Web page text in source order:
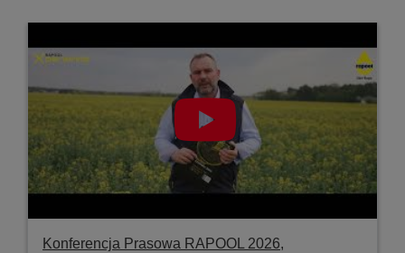
Konferencja Prasowa RAPOOL 2026,